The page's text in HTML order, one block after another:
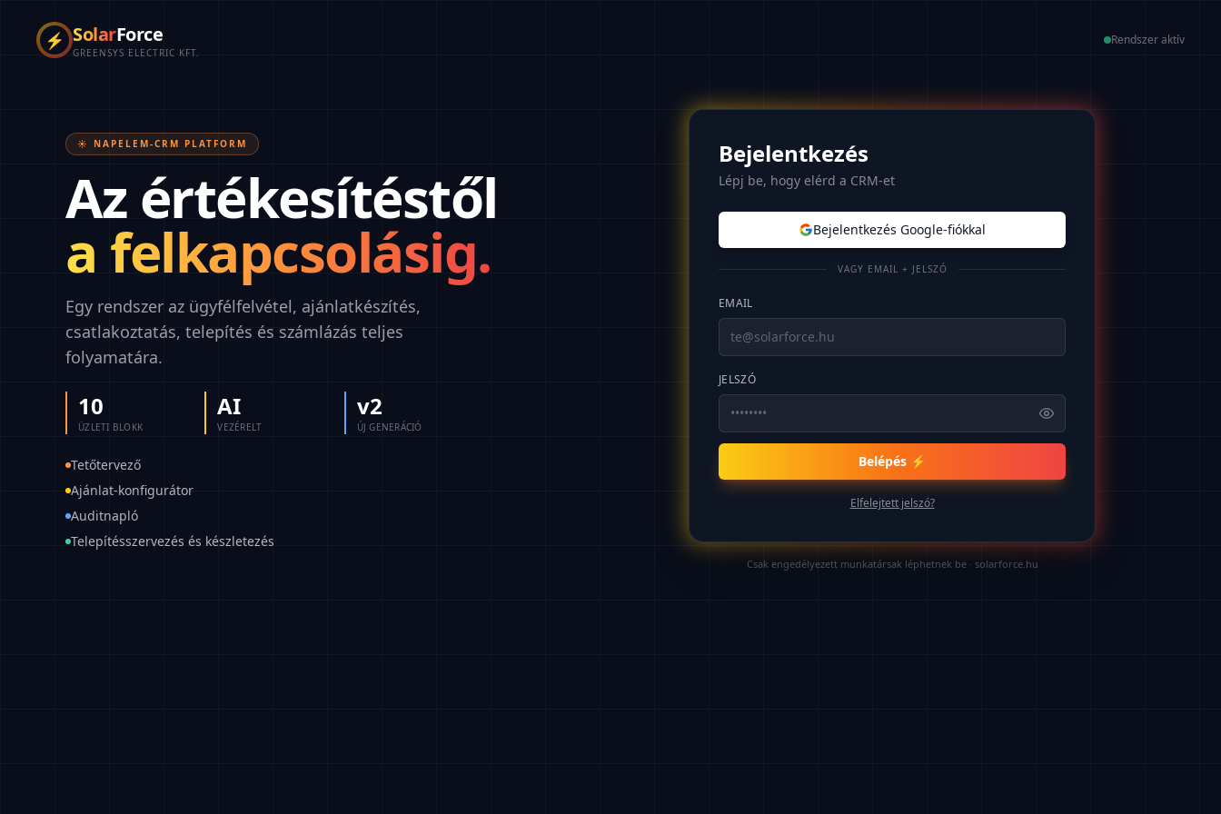
⚡ SolarForce
GREENSYS ELECTRIC KFT.
Rendszer aktív
☀️ NAPELEM-CRM PLATFORM
Az értékesítéstől
a felkapcsolásig.
Egy rendszer az ügyfélfelvétel, ajánlatkészítés,
csatlakoztatás, telepítés és számlázás teljes
folyamatára.
10
ÜZLETI BLOKK
AI
VEZÉRELT
v2
ÚJ GENERÁCIÓ
Tetőtervező
Ajánlat-konfigurátor
Auditnapló
Telepítésszervezés és készletezés
Bejelentkezés
Lépj be, hogy elérd a CRM-et
Bejelentkezés Google-fiókkal
VAGY EMAIL + JELSZÓ
EMAIL
JELSZÓ
Belépés ⚡
Elfelejtett jelszó?
Csak engedélyezett munkatársak léphetnek be · solarforce.hu